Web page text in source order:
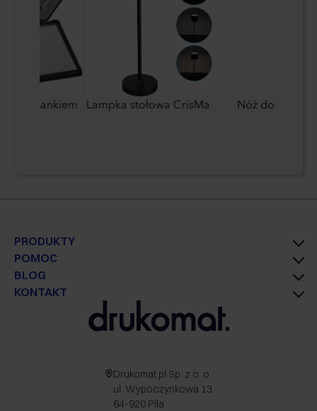
bankiem Lampka stołowa CrisMa Nóż do kartonu
PRODUKTY
POMOC
BLOG
KONTAKT
Drukomat.pl Sp. z o. o.
ul. Wypoczynkowa 13
64-920 Piła